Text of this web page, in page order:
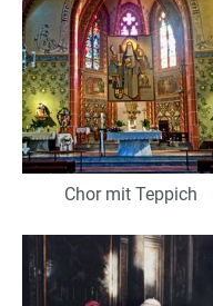
Chor mit Teppich